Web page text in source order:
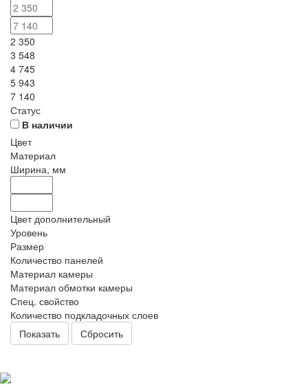
2 350
3 548
4 745
5 943
7 140
Статус
В наличии
Цвет
Материал
Ширина, мм
Цвет дополнительный
Уровень
Размер
Количество панелей
Материал камеры
Материал обмотки камеры
Спец. свойство
Количество подкладочных слоев
Сбросить